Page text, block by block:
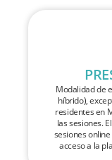
Modalidad de
híbrido),
residentes en
las sesiones.
sesiones
acceso a la